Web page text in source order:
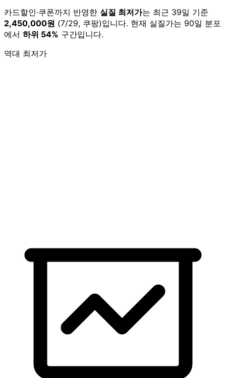
카드할인·쿠폰까지 반영한 실질 최저가는 최근 39일 기준
2,450,000원 (7/29, 쿠팡)입니다. 현재 실질가는 90일 분포
에서 하위 54% 구간입니다.
역대 최저가